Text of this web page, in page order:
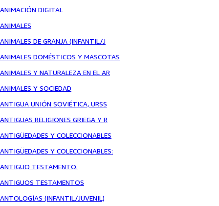
ANIMACIÓN DIGITAL
ANIMALES
ANIMALES DE GRANJA (INFANTIL/J
ANIMALES DOMÉSTICOS Y MASCOTAS
ANIMALES Y NATURALEZA EN EL AR
ANIMALES Y SOCIEDAD
ANTIGUA UNIÓN SOVIÉTICA, URSS
ANTIGUAS RELIGIONES GRIEGA Y R
ANTIGÜEDADES Y COLECCIONABLES
ANTIGÜEDADES Y COLECCIONABLES:
ANTIGUO TESTAMENTO.
ANTIGUOS TESTAMENTOS
ANTOLOGÍAS (INFANTIL/JUVENIL)